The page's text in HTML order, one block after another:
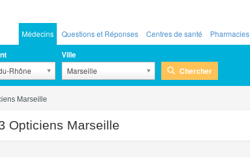
Médecins Questions et Réponses Centres de santé Pharmacies
Rhône
Ville
Marseille Chercher
Marseille
Opticiens Marseille